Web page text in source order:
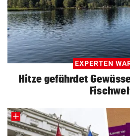
EXPERTEN
Hitze gefährdet